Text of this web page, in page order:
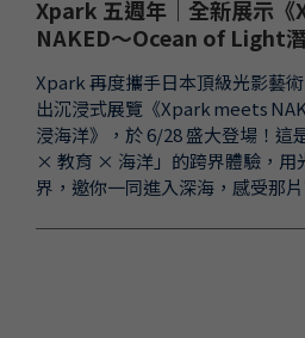
Xpark 五週年｜全新展示
NAKED～Ocean of Light潛
Xpark 再度攜手日本頂級光影藝
出沉浸式展覽《Xpark meets
浸海洋》，於 6/28 盛大登場！
× 教育 × 海洋」的跨界體驗，用
界，邀你一同進入深海，感受那